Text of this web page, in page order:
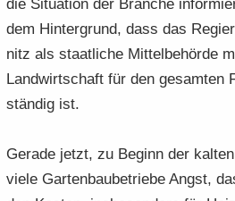
die Si­tua­ti­on der Bran­che
dem Hin­ter­grund, dass das
nitz als staat­li­che Mit­tel­be­hör­de
Land­wirt­schaft für den ge­sam­ten
stän­dig ist.
Ge­ra­de jetzt, zu Be­ginn der
viele Gar­ten­bau­be­trie­be Angst,